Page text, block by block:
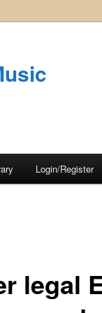
Login/Register
legal